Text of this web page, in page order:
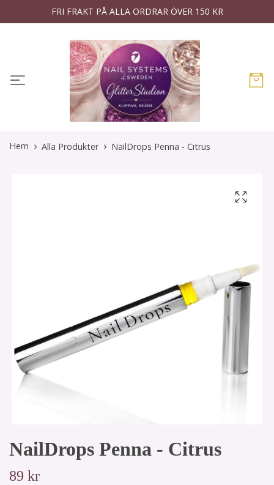
FRI FRAKT PÅ ALLA ORDRAR ÖVER 150 KR
Hem Alla Produkter NailDrops Penna - Citrus
NailDrops Penna - Citrus
89 kr